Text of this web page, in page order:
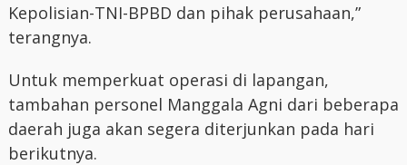
Kepolisian-TNI-BPBD dan pihak perusahaan,”
terangnya.
Untuk memperkuat operasi di lapangan,
tambahan personel Manggala Agni dari beberapa
daerah juga akan segera diterjunkan pada hari
berikutnya.